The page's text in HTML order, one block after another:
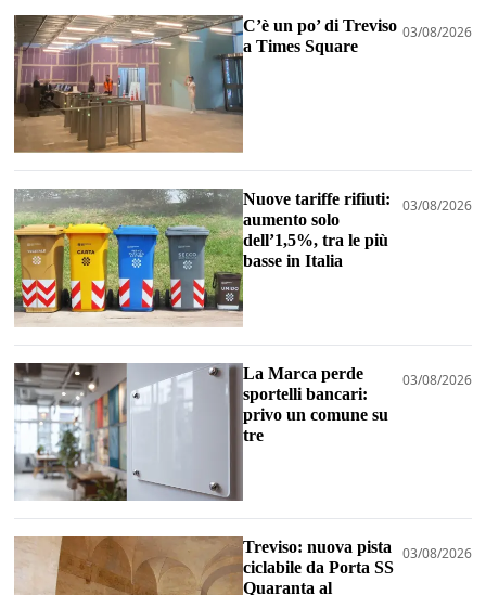
C’è un po’ di Treviso
a Times Square
03/08/2026
Nuove tariffe rifiuti:
aumento solo
dell’1,5%, tra le più
basse in Italia
03/08/2026
La Marca perde
sportelli bancari:
privo un comune su
tre
03/08/2026
Treviso: nuova pista
ciclabile da Porta SS
Quaranta al
03/08/2026